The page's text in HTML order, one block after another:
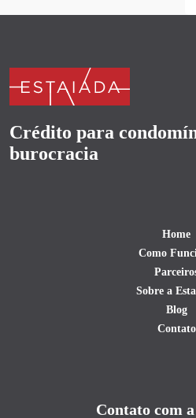
Crédito para
burocracia
Home
Como
Sobre a
Blog
Contato
Contato com